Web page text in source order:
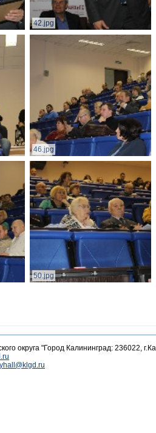
42.jpg
46.jpg
50.jpg
округа "Город Калининград: 236022,